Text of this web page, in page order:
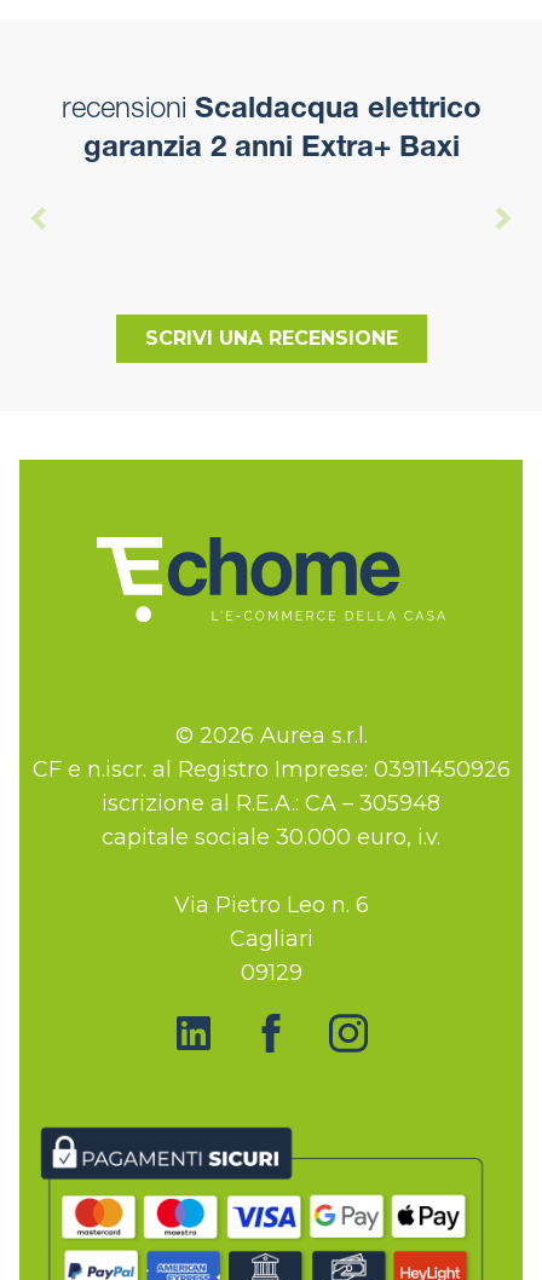
recensioni Scaldacqua elettrico
garanzia 2 anni Extra+ Baxi
SCRIVI UNA RECENSIONE
© 2026 Aurea s.r.l.
CF e n.iscr. al Registro Imprese: 03911450926
iscrizione al R.E.A.: CA – 305948
capitale sociale 30.000 euro, i.v.
Via Pietro Leo n. 6
Cagliari
09129